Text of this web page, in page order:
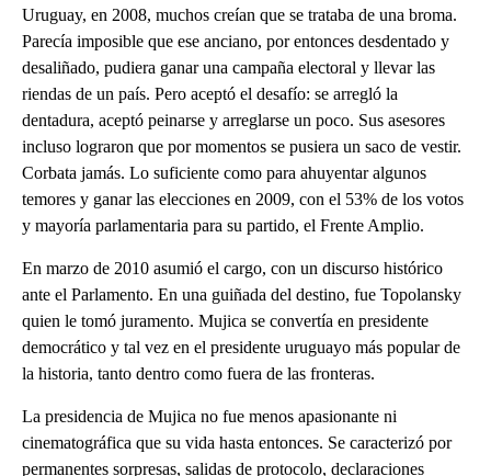
Uruguay, en 2008, muchos creían que se trataba de una broma.
Parecía imposible que ese anciano, por entonces desdentado y
desaliñado, pudiera ganar una campaña electoral y llevar las
riendas de un país. Pero aceptó el desafío: se arregló la
dentadura, aceptó peinarse y arreglarse un poco. Sus asesores
incluso lograron que por momentos se pusiera un saco de vestir.
Corbata jamás. Lo suficiente como para ahuyentar algunos
temores y ganar las elecciones en 2009, con el 53% de los votos
y mayoría parlamentaria para su partido, el Frente Amplio.
En marzo de 2010 asumió el cargo, con un discurso histórico
ante el Parlamento. En una guiñada del destino, fue Topolansky
quien le tomó juramento. Mujica se convertía en presidente
democrático y tal vez en el presidente uruguayo más popular de
la historia, tanto dentro como fuera de las fronteras.
La presidencia de Mujica no fue menos apasionante ni
cinematográfica que su vida hasta entonces. Se caracterizó por
permanentes sorpresas, salidas de protocolo, declaraciones